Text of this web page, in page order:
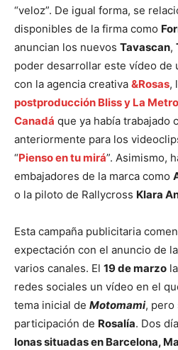
“veloz”. De igual forma, se
disponibles de la firma como
anuncian los nuevos Tavascan,
poder desarrollar este vídeo de
con la agencia creativa &Rosas,
postproducción Bliss y La
Canadá que ya había trabajado
anteriormente para los
“Pienso en tu mirá”. Asimismo,
embajadores de la marca como
o la piloto de Rallycross Klara
Esta campaña publicitaria
expectación con el anuncio de
varios canales. El 19 de marzo
redes sociales un vídeo en el
tema inicial de Motomami, pero
participación de Rosalía. Dos
lonas situadas en Barcelona,